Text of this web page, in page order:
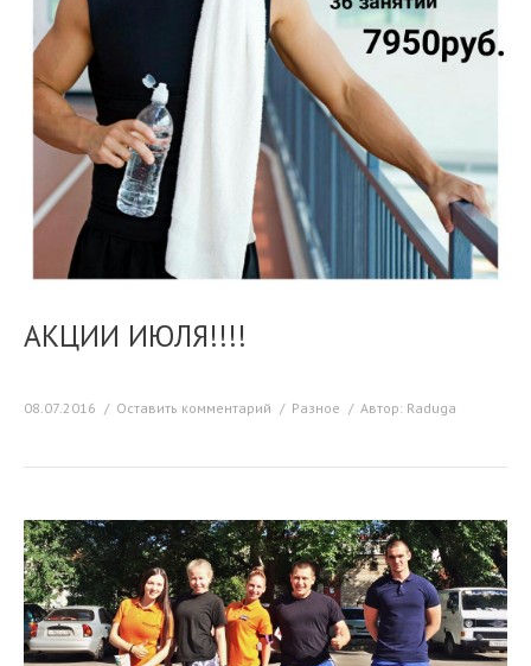
АКЦИИ ИЮЛЯ!!!!
08.07.2016 Оставить комментарий Разное Автор: Raduga